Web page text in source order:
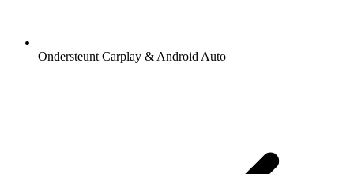
Ondersteunt Carplay & Android Auto